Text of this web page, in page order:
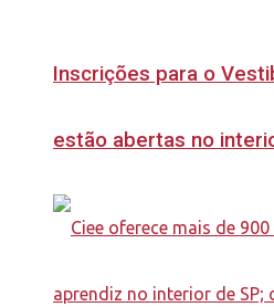
Inscrições para o
estão abertas no